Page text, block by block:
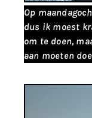
Op
dus ik moest
om te doen,
aan moeten